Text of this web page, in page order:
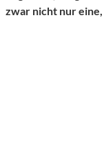
zwar nicht nur